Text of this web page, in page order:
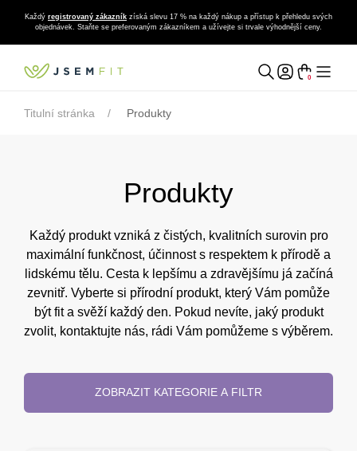
Každý registrovaný zákazník získá slevu 17 % na každý nákup a přístup k přehledu svých
objednávek. Staňte se preferovaným zákazníkem a užívejte si trvale výhodnější ceny.
0
Titulní stránka Produkty
Produkty
Každý produkt vzniká z čistých, kvalitních surovin pro
maximální funkčnost, účinnost s respektem k přírodě a
lidskému tělu. Cesta k lepšímu a zdravějšímu já začíná
zevnitř. Vyberte si přírodní produkt, který Vám pomůže
být fit a svěží každý den. Pokud nevíte, jaký produkt
zvolit, kontaktujte nás, rádi Vám pomůžeme s výběrem.
ZOBRAZIT KATEGORIE A FILTR